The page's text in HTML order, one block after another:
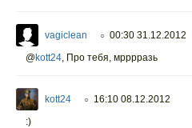
vagiclean ○ 00:30 31.12.2012
@kott24 Про тебя, мрррразь
kott24 ○ 16:10 08.12.2012
:)